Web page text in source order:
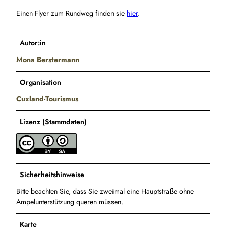
Einen Flyer zum Rundweg finden sie hier.
Autor:in
Mona Berstermann
Organisation
Cuxland-Tourismus
Lizenz (Stammdaten)
Sicherheitshinweise
Bitte beachten Sie, dass Sie zweimal eine Hauptstraße ohne
Ampelunterstützung queren müssen.
Karte